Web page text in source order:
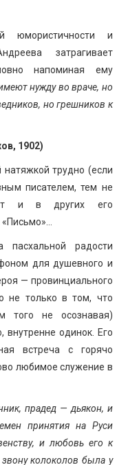
юмористичности и
затрагивает
напоминая ему
нужду во враче, но
но грешников к
1902)
трудно (если
писателем, тем не
и в других его
радости
для душевного и
— провинциального
не только в том, что
того не осознавая)
одинок. Его
встреча с горячо
любимое служение в
прадед — дьякон, и
принятия на Руси
и любовь его к
колоколов была у